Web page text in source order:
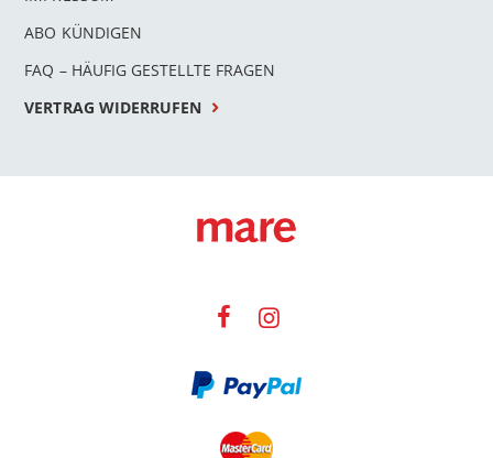
ABO KÜNDIGEN
FAQ – HÄUFIG GESTELLTE FRAGEN
VERTRAG WIDERRUFEN